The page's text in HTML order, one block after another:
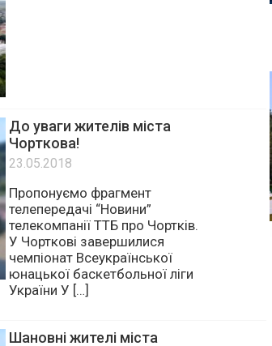
До уваги жителів міста
Чорткова!
23.05.2018
Пропонуємо фрагмент
телепередачі “Новини”
телекомпанії ТТБ про Чортків.
У Чорткові завершилися
України У […]